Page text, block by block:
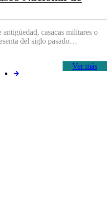
casacas militares o
del siglo pasado…
Ver más